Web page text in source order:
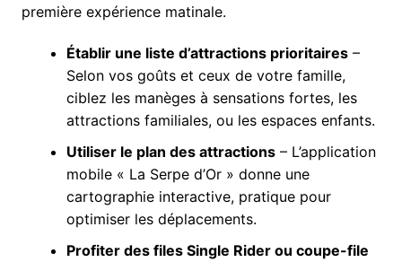
première expérience matinale.
Établir une liste d’attractions prioritaires–
Selon vos goûts et ceux de votre famille,
ciblez les manèges à sensations fortes, les
attractions familiales, ou les espaces enfants.
Utiliser le plan des attractions– L’application
mobile « La Serpe d’Or » donne une
cartographie interactive, pratique pour
optimiser les déplacements.
Profiter des files Single Rider ou coupe-file